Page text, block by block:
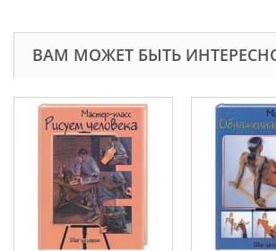
ВАМ МОЖЕТ БЫТЬ